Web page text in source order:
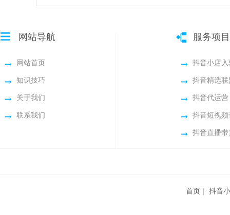
网站首页
知识技巧
关于我们
联系我们
抖音小店入
抖音精选
抖音代运营
抖音短视频
抖音直播带
网站导航 服务项目
首页 抖音